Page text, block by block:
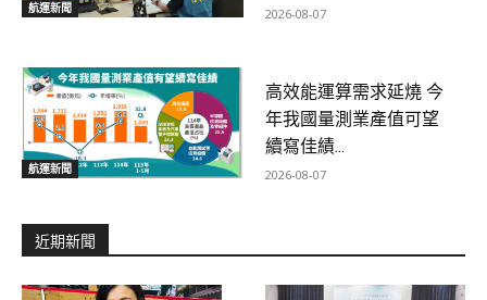
航運新聞 2026-08-07
航運新聞
高效能運算需求延燒 今
年我國量測業產值可望
續寫佳績...
2026-08-07
近期新聞